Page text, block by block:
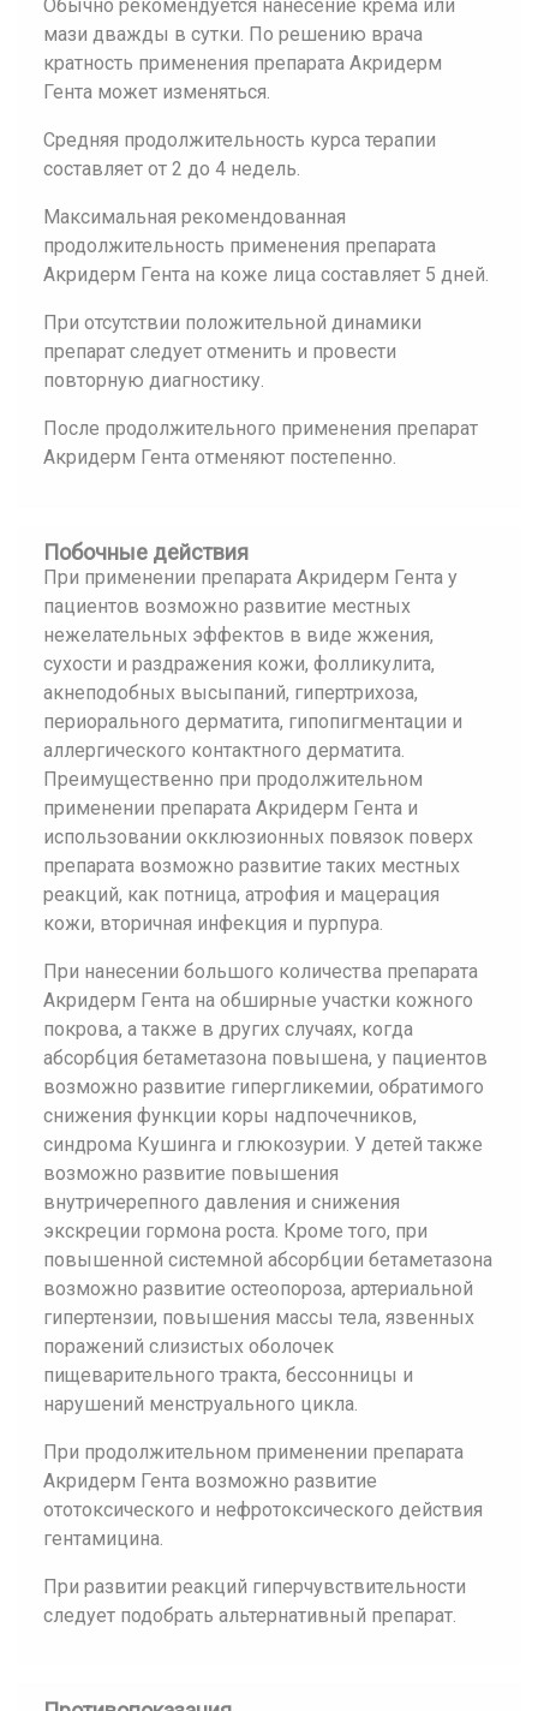
Обычно рекомендуется нанесение крема или
мази дважды в сутки. По решению врача
кратность применения препарата Акридерм
Гента может изменяться.
Средняя продолжительность курса терапии
составляет от 2 до 4 недель.
Максимальная рекомендованная
продолжительность применения препарата
Акридерм Гента на коже лица составляет 5 дней.
При отсутствии положительной динамики
препарат следует отменить и провести
повторную диагностику.
После продолжительного применения препарат
Акридерм Гента отменяют постепенно.
Побочные действия
При применении препарата Акридерм Гента у
пациентов возможно развитие местных
нежелательных эффектов в виде жжения,
сухости и раздражения кожи, фолликулита,
акнеподобных высыпаний, гипертрихоза,
периорального дерматита, гипопигментации и
аллергического контактного дерматита.
Преимущественно при продолжительном
применении препарата Акридерм Гента и
использовании окклюзионных повязок поверх
препарата возможно развитие таких местных
реакций, как потница, атрофия и мацерация
кожи, вторичная инфекция и пурпура.
При нанесении большого количества препарата
Акридерм Гента на обширные участки кожного
покрова, а также в других случаях, когда
абсорбция бетаметазона повышена, у пациентов
возможно развитие гипергликемии, обратимого
снижения функции коры надпочечников,
синдрома Кушинга и глюкозурии. У детей также
возможно развитие повышения
внутричерепного давления и снижения
экскреции гормона роста. Кроме того, при
повышенной системной абсорбции бетаметазона
возможно развитие остеопороза, артериальной
гипертензии, повышения массы тела, язвенных
поражений слизистых оболочек
пищеварительного тракта, бессонницы и
нарушений менструального цикла.
При продолжительном применении препарата
Акридерм Гента возможно развитие
ототоксического и нефротоксического действия
гентамицина.
При развитии реакций гиперчувствительности
следует подобрать альтернативный препарат.